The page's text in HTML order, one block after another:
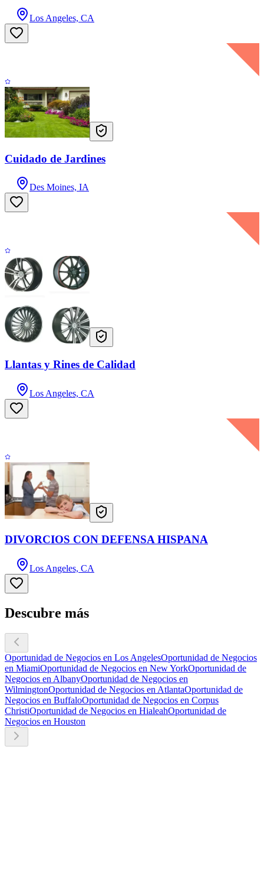
Los Angeles, CA
Cuidado de Jardines
Des Moines, IA
Llantas y Rines de Calidad
Los Angeles, CA
DIVORCIOS CON DEFENSA HISPANA
Los Angeles, CA
Descubre más
Oportunidad de Negocios en Los AngelesOportunidad de Negocios
en MiamiOportunidad de Negocios en New YorkOportunidad de
Negocios en AlbanyOportunidad de Negocios en
WilmingtonOportunidad de Negocios en AtlantaOportunidad de
Negocios en BuffaloOportunidad de Negocios en Corpus
ChristiOportunidad de Negocios en HialeahOportunidad de
Negocios en Houston